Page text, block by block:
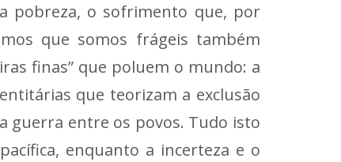
pobreza, o sofrimento que, por
que somos frágeis também
finas” que poluem o mundo: a
que teorizam a exclusão
guerra entre os povos. Tudo isto
enquanto a incerteza e o